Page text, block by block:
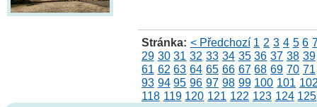
Stránka: < Předchozí 1 2 3 4 5 6
29 30 31 32 33 34 35 36 37 38 39
61 62 63 64 65 66 67 68 69 70 71
93 94 95 96 97 98 99 100 101
118 119 120 121 122 123 124 125